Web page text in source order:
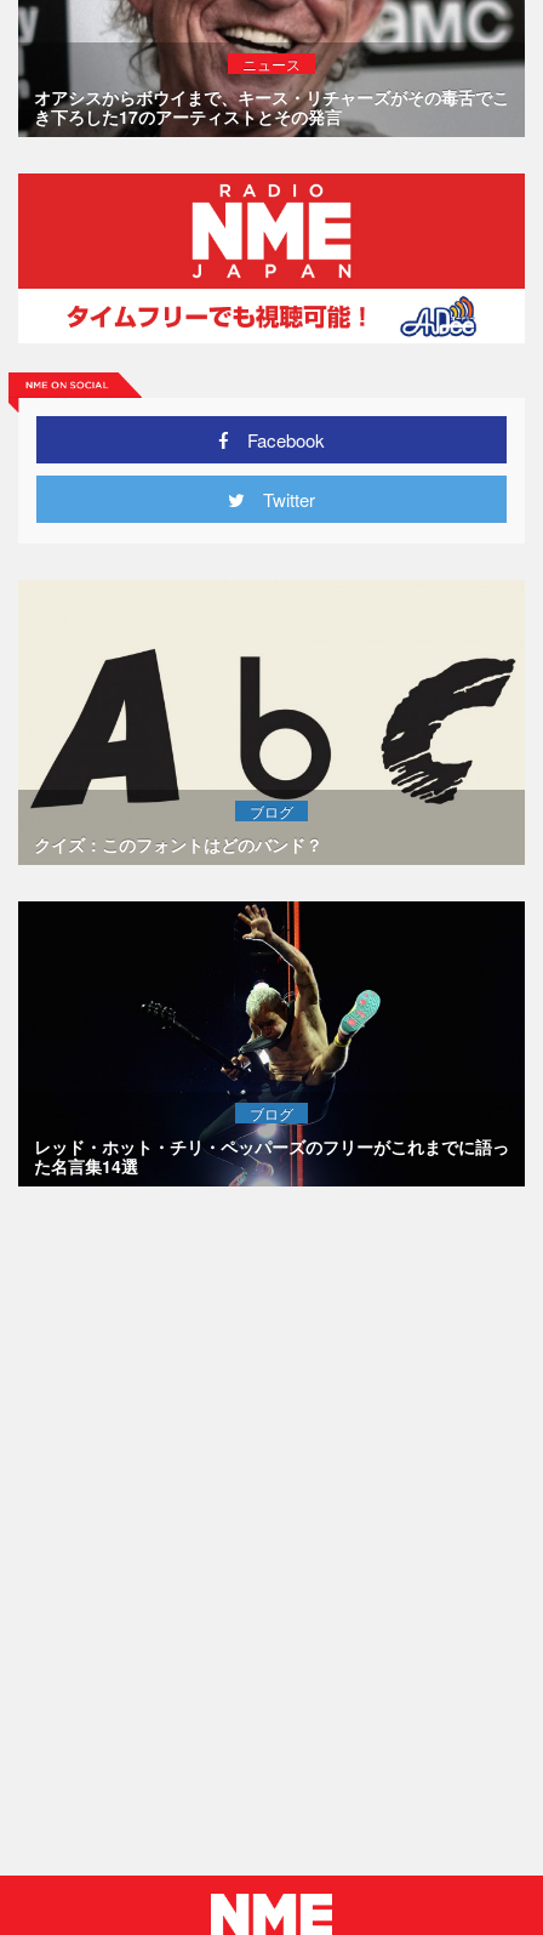
ニュース
オアシスからボウイまで、キース・リチャーズがその毒舌でこ
き下ろした17のアーティストとその発言
Facebook
Twitter
ブログ
クイズ：このフォントはどのバンド？
ブログ
レッド・ホット・チリ・ペッパーズのフリーがこれまでに語っ
た名言集14選